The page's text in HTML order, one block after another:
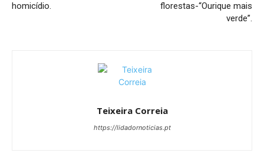
homicídio.
florestas-“Ourique mais
verde”.
Teixeira Correia
https://lidadornoticias.pt